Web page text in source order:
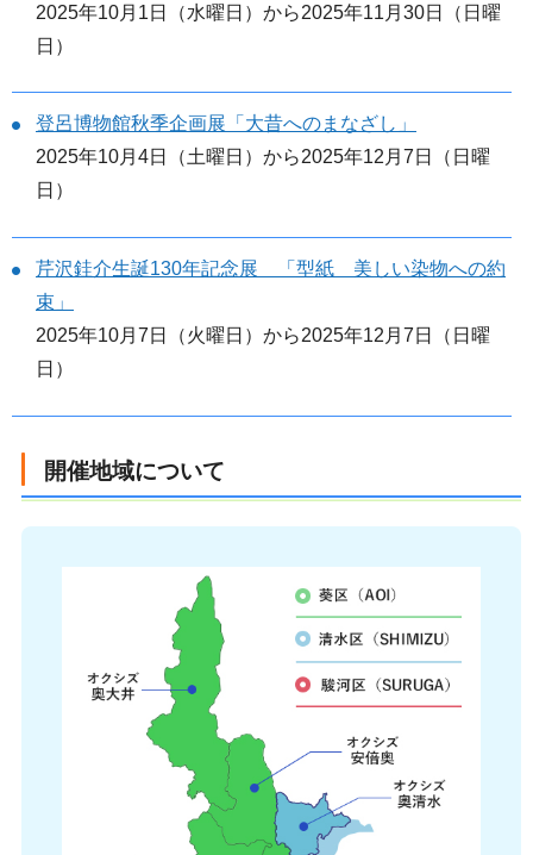
2025年10月1日（水曜日）から2025年11月30日（日曜
日）
登呂博物館秋季企画展「大昔へのまなざし」
2025年10月4日（土曜日）から2025年12月7日（日曜
日）
芹沢銈介生誕130年記念展 「型紙 美しい染物への約
束」
2025年10月7日（火曜日）から2025年12月7日（日曜
日）
開催地域について